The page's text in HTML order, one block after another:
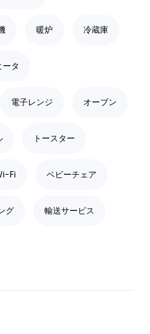
暖炉 冷蔵庫
ータ
電子レンジ オーブン
トースター
Fi ベビーチェア
グ 輸送サービス